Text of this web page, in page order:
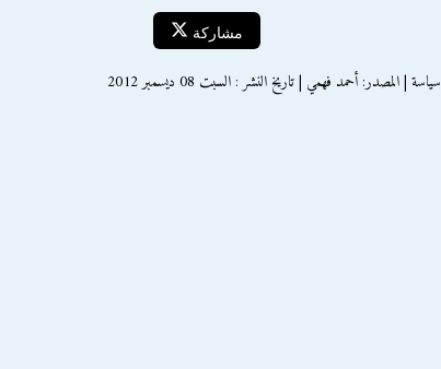
مشاركة
سياسة | المصدر: أحمد فهمي | تاريخ النشر : السبت 08 ديسمبر 2012